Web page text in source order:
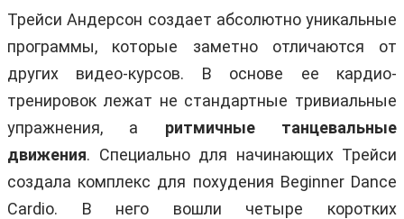
Трейси Андерсон создает абсолютно уникальные
программы, которые заметно отличаются от
других видео-курсов. В основе ее кардио-
тренировок лежат не стандартные тривиальные
упражнения, а ритмичные танцевальные
движения. Специально для начинающих Трейси
создала комплекс для похудения Beginner Dance
Cardio. В него вошли четыре коротких